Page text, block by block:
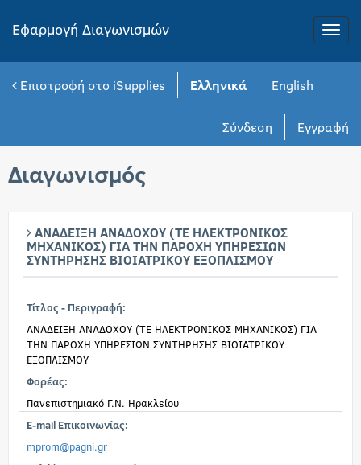
Toggle
Εφαρμογή Διαγωνισμών
Επιστροφή στο iSupplies Ελληνικά English
Εγγραφή
Σύνδεση
Διαγωνισμός
ΑΝΑΔΕΙΞΗ ΑΝΑΔΟΧΟΥ (ΤΕ ΗΛΕΚΤΡΟΝΙΚΟΣ
ΜΗΧΑΝΙΚΟΣ) ΓΙΑ ΤΗΝ ΠΑΡΟΧΗ ΥΠΗΡΕΣΙΩΝ
ΣΥΝΤΗΡΗΣΗΣ ΒΙΟΙΑΤΡΙΚΟΥ ΕΞΟΠΛΙΣΜΟΥ
Τίτλος - Περιγραφή:
ΑΝΑΔΕΙΞΗ ΑΝΑΔΟΧΟΥ (ΤΕ ΗΛΕΚΤΡΟΝΙΚΟΣ ΜΗΧΑΝΙΚΟΣ) ΓΙΑ
ΤΗΝ ΠΑΡΟΧΗ ΥΠΗΡΕΣΙΩΝ ΣΥΝΤΗΡΗΣΗΣ ΒΙΟΙΑΤΡΙΚΟΥ
ΕΞΟΠΛΙΣΜΟΥ
Φορέας:
Πανεπιστημιακό Γ.Ν. Ηρακλείου
E-mail Επικοινωνίας:
mprom@pagni.gr